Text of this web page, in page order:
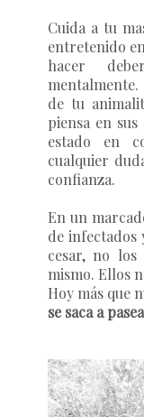
Cuida a tu
entretenido
hacer
de tu
piensa en
estado en
cualquier
confianza.
En un
de
cesar, no
mismo. Ellos
Hoy más que
se saca a